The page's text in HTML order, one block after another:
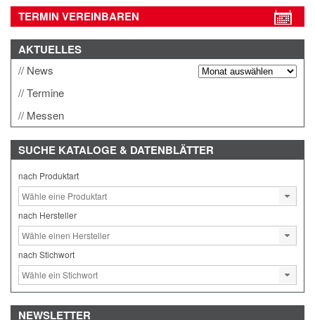
TERMIN VEREINBAREN
AKTUELLES
News
Termine
Messen
SUCHE KATALOGE & DATENBLÄTTER
nach Produktart
nach Hersteller
nach Stichwort
NEWSLETTER